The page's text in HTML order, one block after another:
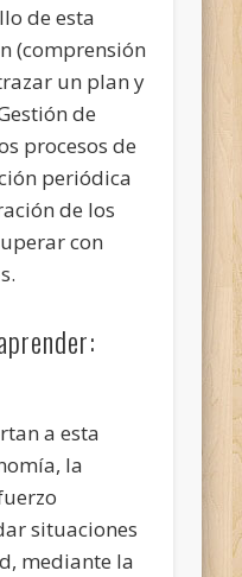
de esta
(comprensión
un plan y
de
procesos de
periódica
de los
con
a esta
la
situaciones
mediante la